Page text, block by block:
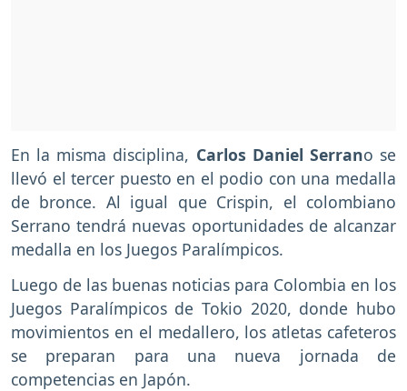
En la misma disciplina, Carlos Daniel Serrano se
llevó el tercer puesto en el podio con una medalla
de bronce. Al igual que Crispin, el colombiano
Serrano tendrá nuevas oportunidades de alcanzar
medalla en los Juegos Paralímpicos.
Luego de las buenas noticias para Colombia en los
Juegos Paralímpicos de Tokio 2020, donde hubo
movimientos en el medallero, los atletas cafeteros
se preparan para una nueva jornada de
competencias en Japón.